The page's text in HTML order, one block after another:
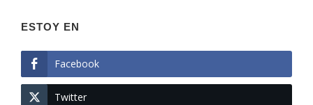
ESTOY EN
Facebook
Twitter